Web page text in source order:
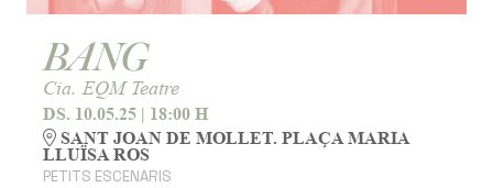
BANG
Cia. EQM Teatre
DS. 10.05.25 | 18:00 H
SANT JOAN DE MOLLET. PLAÇA MARIA
LLUÏSA ROS
PETITS ESCENARIS